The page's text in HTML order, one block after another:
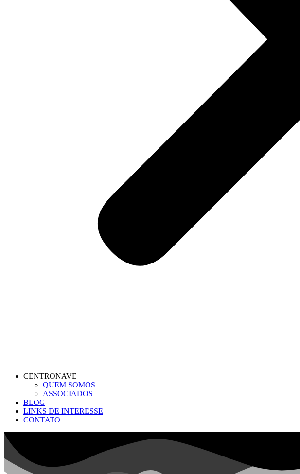
CENTRONAVE
QUEM SOMOS
ASSOCIADOS
BLOG
LINKS DE INTERESSE
CONTATO